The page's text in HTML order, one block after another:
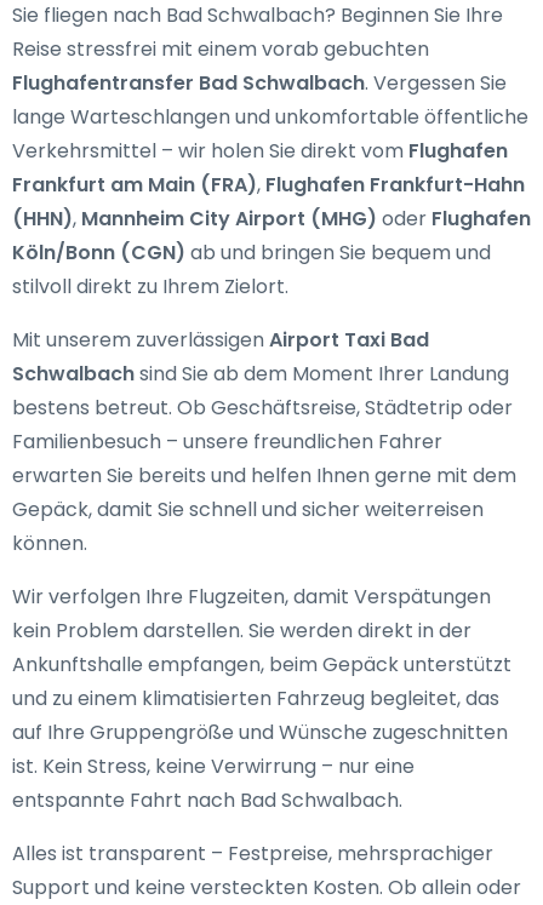
Sie fliegen nach Bad Schwalbach? Beginnen Sie Ihre
Reise stressfrei mit einem vorab gebuchten
Flughafentransfer Bad Schwalbach. Vergessen Sie
lange Warteschlangen und unkomfortable öffentliche
Verkehrsmittel – wir holen Sie direkt vom Flughafen
Frankfurt am Main (FRA), Flughafen Frankfurt-Hahn
(HHN), Mannheim City Airport (MHG) oder Flughafen
Köln/Bonn (CGN) ab und bringen Sie bequem und
stilvoll direkt zu Ihrem Zielort.
Mit unserem zuverlässigenAirport Taxi Bad
Schwalbachsind Sie ab dem Moment Ihrer Landung
bestens betreut. Ob Geschäftsreise, Städtetrip oder
Familienbesuch – unsere freundlichen Fahrer
erwarten Sie bereits und helfen Ihnen gerne mit dem
Gepäck, damit Sie schnell und sicher weiterreisen
können.
Wir verfolgen Ihre Flugzeiten, damit Verspätungen
kein Problem darstellen. Sie werden direkt in der
Ankunftshalle empfangen, beim Gepäck unterstützt
und zu einem klimatisierten Fahrzeug begleitet, das
auf Ihre Gruppengröße und Wünsche zugeschnitten
ist. Kein Stress, keine Verwirrung – nur eine
entspannte Fahrt nach Bad Schwalbach.
Alles ist transparent – Festpreise, mehrsprachiger
Support und keine versteckten Kosten. Ob allein oder